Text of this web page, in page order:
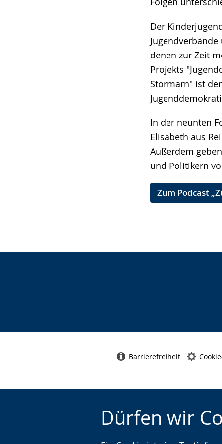
Dürfen wir
Der
denen zur Zeit
Projekts
Stormarn" ist
In der neunten
Elisabeth aus
Außerdem
und Politikern
Zum Podcast
angezeigt.
Barrierefreiheit